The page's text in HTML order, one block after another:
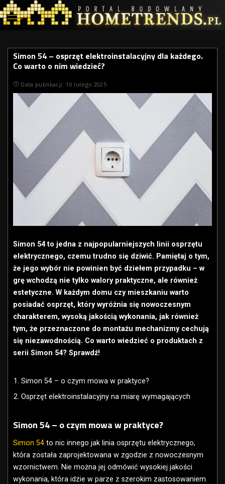
Simon 54 – osprzęt elektroinstalacyjny dla każdego.
Co warto o nim wiedzieć?
Data publikacji: 10 lutego 2025
Simon 54 to jedna z najpopularniejszych linii osprzętu
elektrycznego, czemu trudno się dziwić. Pamiętaj o tym,
że jego wybór nie powinien być dziełem przypadku – w
grę wchodzą nie tylko walory praktyczne, ale również
estetyczne. W każdym domu czy mieszkaniu warto
posiadać osprzęt, który wyróżnia się nowoczesnym
charakterem, wysoką jakością wykonania, jak również
tym, że przeznaczone do montażu mechanizmy cechują
się niezawodnością. Co warto wiedzieć o produktach z
serii Simon 54? Sprawdź!
Simon 54 – o czym mowa w praktyce?
Osprzęt elektroinstalacyjny na miarę wymagających
Simon 54 – o czym mowa w praktyce?
Simon 54 to nic innego jak linia osprzętu elektrycznego,
która została zaprojektowana w zgodzie z nowoczesnym
wzornictwem. Nie można jej odmówić wysokiej jakości
wykonania, która idzie w parze z szerokim zastosowaniem.